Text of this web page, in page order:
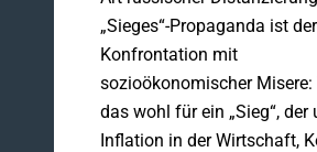
„Sieges“-Propaganda ist
Konfrontation mit
sozioökonomischer Misere:
das wohl für ein „Sieg“, der
Inflation in der Wirtschaft,